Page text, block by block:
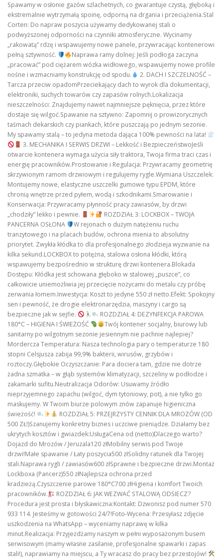
Spawamy w osłonie gazów szlachetnych, co gwarantuje czystą, głęboką i
ekstremalnie wytrzymałą spoinę, odporną na drgania i przeciążenia.Stal
Corten: Do napraw poszycia używamy dedykowanej stali o
podwyższonej odporności na czynniki atmosferyczne. Wycinamy
„rakowatą” rdzę i wspawujemy nowe panele, przywracając kontenerowi
pełną sztywność.
Naprawa ramy dolnej: Jeśli podłoga zaczyna
„pracować” pod ciężarem wózka widłowego, wspawujemy nowe profile
nośne i wzmacniamy konstrukcję od spodu.
2. DACH I SZCZELNOŚĆ –
Tarcza przeciw opadomPrzeciekający dach to wyrok dla dokumentacji,
elektroniki, suchych towarów czy zapasów rolnych.Lokalizacja
nieszczelności: Znajdujemy nawet najmniejsze pęknięcia, przez które
dostaje się wilgoć.Spawanie na sztywno: Zapomnij o prowizorycznych
taśmach dekarskich czy piankach, które puszczają po jednym sezonie.
My spawamy stalą – to jedyna metoda dająca 100% pewności na lata!
3. MECHANIKA I SERWIS DRZWI – Lekkość i BezpieczeństwoJeśli
otwarcie kontenera wymaga użycia siły traktora, Twoja firma traci czas i
energię pracowników.Prostowanie i Regulacja: Przywracamy geometrię
skrzywionym ramom drzwiowym i regulujemy rygle.Wymiana Uszczelek:
Montujemy nowe, elastyczne uszczelki gumowe typu EPDM, które
chronią wnętrze przed pyłem, wodą i szkodnikami.Smarowanie i
Konserwacja: Przywracamy płynność pracy zawiasów, by drzwi
„chodziły” lekko i pewnie.
ROZDZIAŁ 3: LOCKBOX – TWOJA
PANCERNA OSŁONA
W rejonach o dużym natężeniu ruchu
tranzytowego i na placach budów, ochrona mienia to absolutny
priorytet. Zwykła kłódka to dla profesjonalnego złodzieja wyzwanie na
kilka sekund.LOCKBOX to potężna, stalowa osłona kłódki, którą
wspawujemy bezpośrednio w strukturę drzwi kontenera.Blokada
Dostępu: Kłódka jest schowana głęboko w stalowej „puszce”, co
całkowicie uniemożliwia jej przecięcie nożycami do metalu czy próbę
zerwania łomem.Inwestycja: Koszt to jedyne 550 zł netto.Efekt: Spokojny
sen i pewność, że drogie elektronarzędzia, maszyny i cargo są
bezpieczne jak w sejfie.
ROZDZIAŁ 4: DEZYNFEKCJA PAROWA
180°C – HIGIENA I ŚWIEŻOŚĆ
Twój kontener socjalny, biurowy lub
sanitarny po wilgotnym sezonie jesiennym nie pachnie najlepiej?
Mordercza Temperatura: Nasza technologia pary o temperaturze 180
stopni Celsjusza zabija 99,9% bakterii, wirusów, grzybów i
roztoczy.Głębokie Oczyszczanie: Para dociera tam, gdzie nie dotrze
żadna szmatka – w głąb systemów klimatyzacji, szczeliny w podłodze i
zakamarki sufitu.Neutralizacja Odorów: Usuwamy źródło
nieprzyjemnego zapachu (wilgoć, dym tytoniowy, pot), a nie tylko go
maskujemy. W Twoim biurze polowym znów zapanuje higieniczna
świeżość!
ROZDZIAŁ 5: PRZEJRZYSTY CENNIK DLA MROZÓW (OD
500 ZŁ!)Szanujemy konkretny biznes i uczciwe pieniądze. Działamy bez
ukrytych kosztów i gwiazdek:UsługaCena od (netto)Dlaczego warto?
Dojazd do Mrozów / Jeruzala120 złMobilny serwis pod Twoje
drzwi!Małe spawanie / Łaty poszycia500 złSolidny ratunek dla Twojej
stali.Naprawa rygli / zawiasów600 złSprawne i bezpieczne drzwi.Montaż
Lockboxa (Pancerz)550 złNajlepsza ochrona przed
kradzieżą.Czyszczenie parowe 180°C700 złHigiena i komfort Twoich
pracowników.
ROZDZIAŁ 6: JAK WEZWAĆ STALOWĄ ODSIECZ?
Procedura jest prosta i błyskawiczna:Kontakt: Dzwonisz pod numer 570
933 114. Jesteśmy w gotowości 24/7!Foto-Wycena: Przesyłasz zdjęcie
uszkodzenia na WhatsApp – wyceniamy naprawę w kilka
minut.Realizacja: Przyjeżdżamy naszym w pełni wyposażonym busem
serwisowym (mamy własne zasilanie, profesjonalne spawarki i zapas
stali!), naprawiamy na miejscu, a Ty wracasz do pracy bez przestojów!